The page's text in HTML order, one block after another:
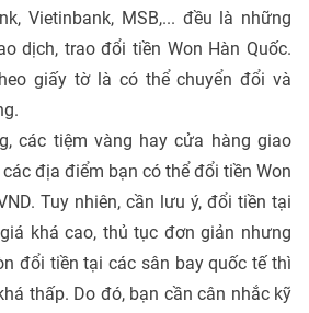
Vietinbank, MSB,... đều là những
dịch, trao đổi tiền Won Hàn Quốc.
giấy tờ là có thể chuyển đổi và
các tiệm vàng hay cửa hàng giao
địa điểm bạn có thể đổi tiền Won
Tuy nhiên, cần lưu ý, đổi tiền tại
khá cao, thủ tục đơn giản nhưng
đổi tiền tại các sân bay quốc tế thì
thấp. Do đó, bạn cần cân nhắc kỹ